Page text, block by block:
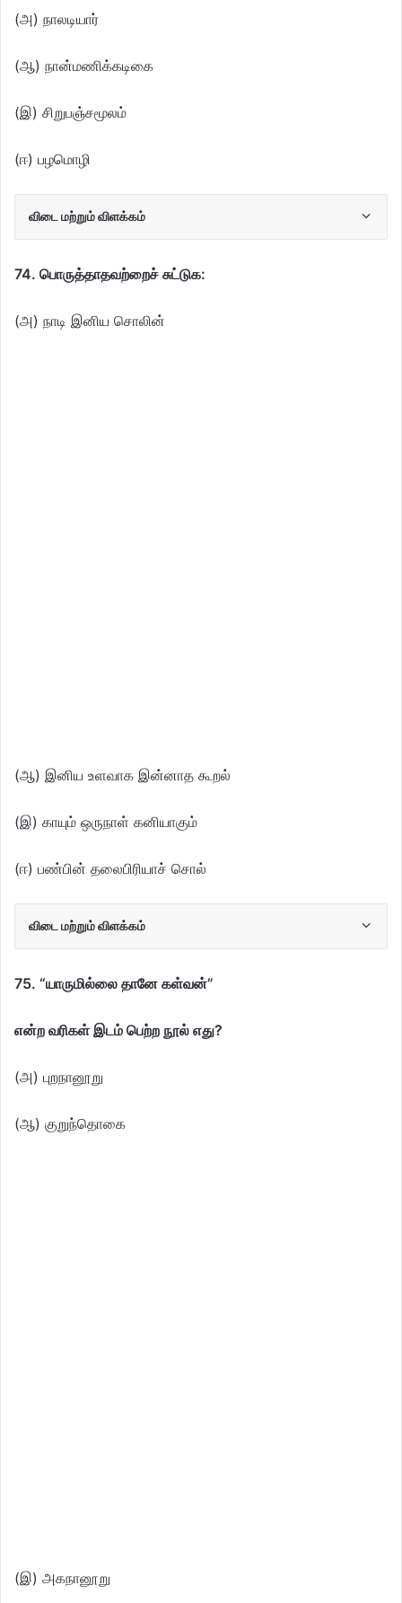
(அ) நாலடியார்
(ஆ) நான்மணிக்கடிகை
(இ) சிறுபஞ்சமூலம்
(ஈ) பழமொழி
விடை மற்றும் விளக்கம்
74. பொருத்தாதவற்றைச் சுட்டுக:
(அ) நாடி இனிய சொலின்
(ஆ) இனிய உளவாக இன்னாத கூறல்
(இ) காயும் ஒருநாள் கனியாகும்
(ஈ) பண்பின் தலைபிரியாச் சொல்
விடை மற்றும் விளக்கம்
75. “யாருமில்லை தானே கள்வன்”
என்ற வரிகள் இடம் பெற்ற நூல் எது?
(அ) புறநானூறு
(ஆ) குறுந்தொகை
(இ) அகநானூறு